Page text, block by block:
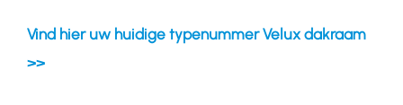
Vind hier uw huidige typenummer Velux dakraam
>>